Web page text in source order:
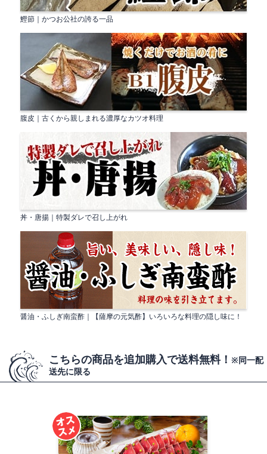
鰹節｜かつお公社の誇る一品
腹皮｜古くから親しまれる濃厚なカツオ料理
丼・唐揚｜特製ダレで召し上がれ
醤油・ふしぎ南蛮酢｜【薩摩の元気酢】いろいろな料理の隠し味に！
こちらの商品を追加購入で送料無料！ ※同一配
送先に限る